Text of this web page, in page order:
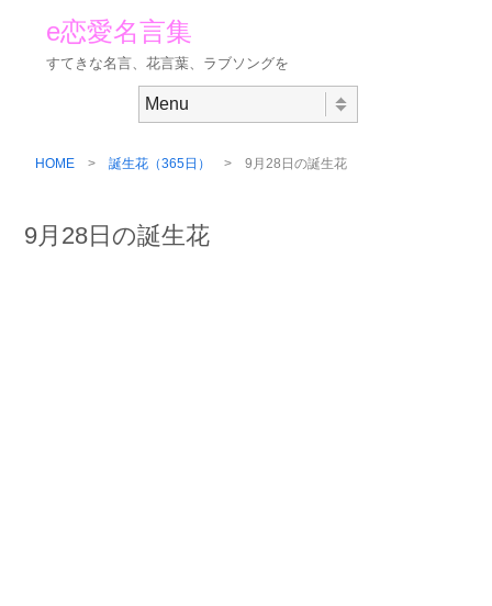
e恋愛名言集
すてきな名言、花言葉、ラブソングを
HOME > 誕生花（365日） > 9月28日の誕生花
9月28日の誕生花